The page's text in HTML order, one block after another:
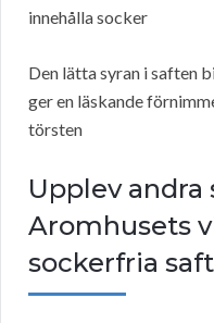
innehålla socker
Den lätta syran i saften
ger en läskande
törsten
Upplev andra
Aromhusets
sockerfria